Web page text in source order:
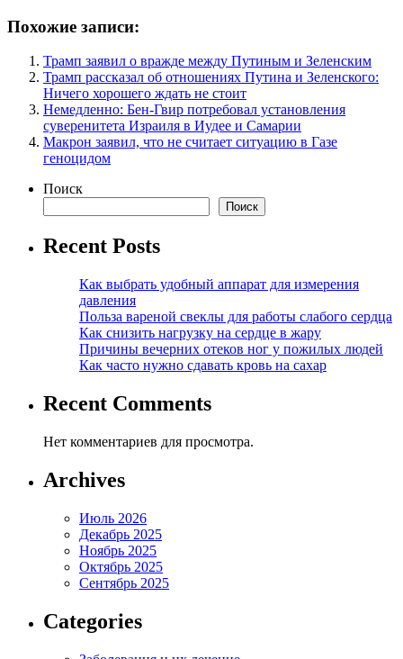
Похожие записи:
Трамп заявил о вражде между Путиным и Зеленским
Трамп рассказал об отношениях Путина и Зеленского:
Ничего хорошего ждать не стоит
Немедленно: Бен-Гвир потребовал установления
суверенитета Израиля в Иудее и Самарии
Макрон заявил, что не считает ситуацию в Газе
геноцидом
Поиск
Поиск
Recent Posts
Как выбрать удобный аппарат для измерения
давления
Польза вареной свеклы для работы слабого сердца
Как снизить нагрузку на сердце в жару
Причины вечерних отеков ног у пожилых людей
Как часто нужно сдавать кровь на сахар
Recent Comments
Нет комментариев для просмотра.
Archives
Июль 2026
Декабрь 2025
Ноябрь 2025
Октябрь 2025
Сентябрь 2025
Categories